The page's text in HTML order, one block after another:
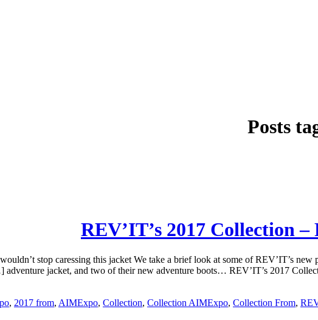
Posts
REV’IT’s 2017 Collection
stop caressing this jacket We take a brief look at some of REV’IT’s
adventure jacket, and two of their new adventure boots… REV’IT’s 2017
, 2017 from, AIMExpo, Collection, Collection AIMExpo, Collection From,